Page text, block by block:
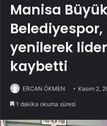
Manisa
Belediyespor,
yenilerek
kaybetti
ERCAN ÖKMEN Kasım 2,
1 dakika okuma süresi